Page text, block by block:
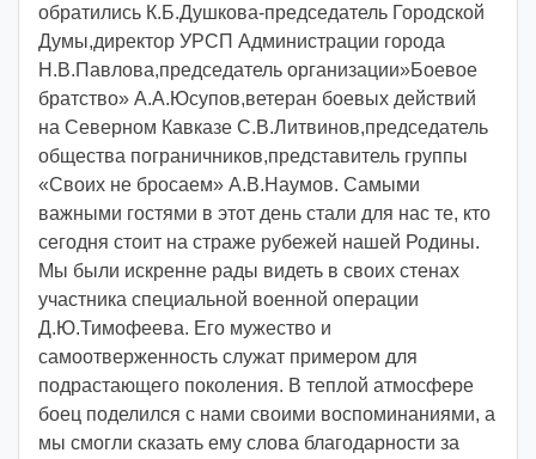
:
v
o
i
d
d
m
d
y
обратились К.Б.Душкова-председатель Городской
Думы,директор УРСП Администрации города
Н.В.Павлова,председатель организации»Боевое
братство» А.А.Юсупов,ветеран боевых действий
на Северном Кавказе С.В.Литвинов,председатель
общества пограничников,представитель группы
«Своих не бросаем» А.В.Наумов. Самыми
важными гостями в этот день стали для нас те, кто
сегодня стоит на страже рубежей нашей Родины.
Мы были искренне рады видеть в своих стенах
участника специальной военной операции
Д.Ю.Тимофеева. Его мужество и
самоотверженность служат примером для
подрастающего поколения. В теплой атмосфере
боец поделился с нами своими воспоминаниями, а
мы смогли сказать ему слова благодарности за